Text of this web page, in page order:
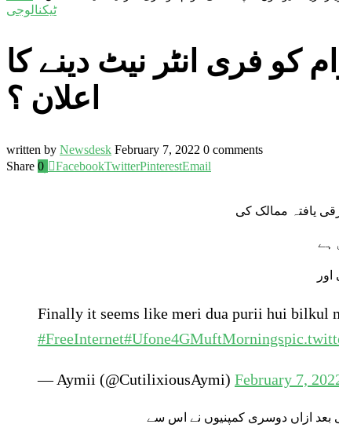
ٹیکنالوجی
کو فری انٹر نیٹ دینے کا
اعلان ؟
written by Newsdesk February 7, 2022 0 comments
Share 0 FacebookTwitterPinterestEmail
یافتہ ممالک کی
ہے
Finally it seems like meri dua purii hui bilkul
#FreeInternet#Ufone4GMuftMornings
— Aymii (@CutilixiousAymi) February 7,
ازاں دوسری کمپنیوں نے اس سے